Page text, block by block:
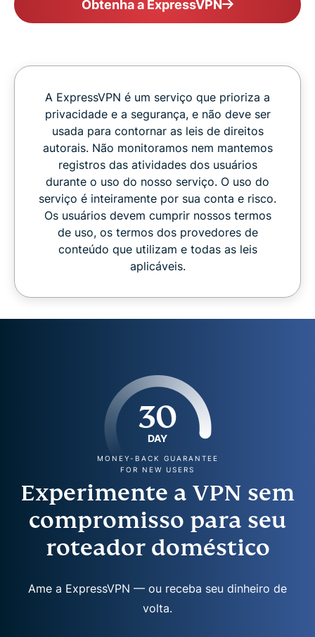
Obtenha a ExpressVPN
A ExpressVPN é um serviço que prioriza a
privacidade e a segurança, e não deve ser
usada para contornar as leis de direitos
autorais. Não monitoramos nem mantemos
registros das atividades dos usuários
durante o uso do nosso serviço. O uso do
serviço é inteiramente por sua conta e risco.
Os usuários devem cumprir nossos termos
de uso, os termos dos provedores de
conteúdo que utilizam e todas as leis
aplicáveis.
30
DAY
MONEY-BACK GUARANTEE
FOR NEW USERS
Experimente a VPN sem
compromisso para seu
roteador doméstico
Ame a ExpressVPN — ou receba seu dinheiro de
volta.